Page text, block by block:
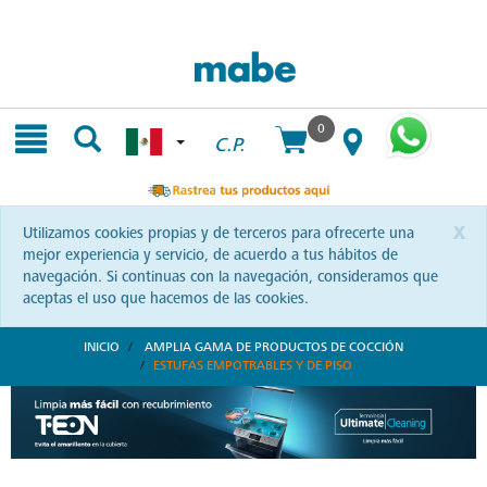
C.P.
0
x
Utilizamos cookies propias y de terceros para ofrecerte una
mejor experiencia y servicio, de acuerdo a tus hábitos de
navegación. Si continuas con la navegación, consideramos que
aceptas el uso que hacemos de las cookies.
INICIO
AMPLIA GAMA DE PRODUCTOS DE COCCIÓN
ESTUFAS EMPOTRABLES Y DE PISO